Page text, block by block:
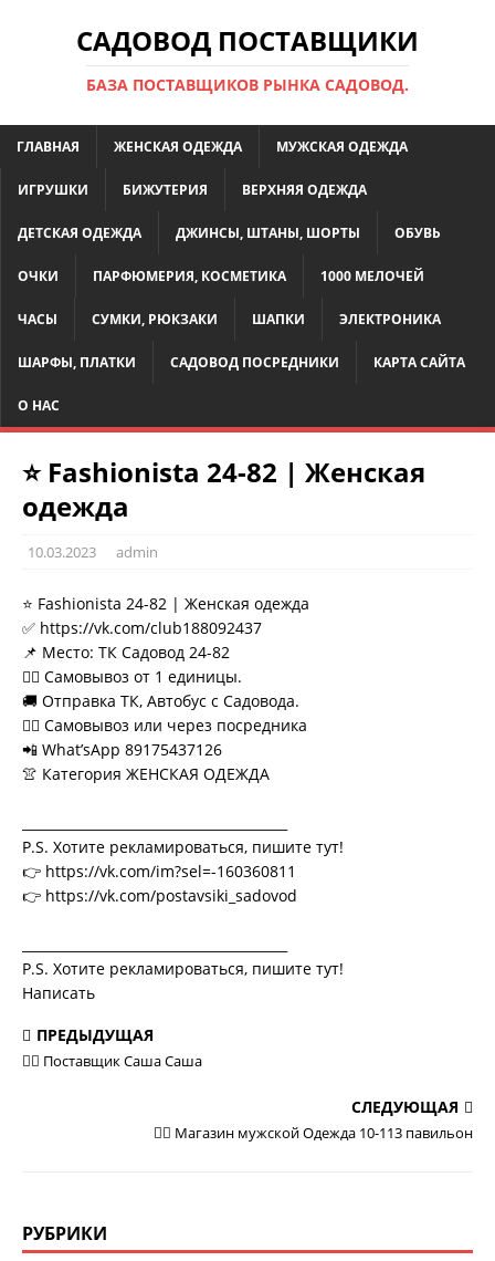
САДОВОД ПОСТАВЩИКИ
БАЗА ПОСТАВЩИКОВ РЫНКА САДОВОД.
ГЛАВНАЯ ЖЕНСКАЯ ОДЕЖДА МУЖСКАЯ ОДЕЖДА
ИГРУШКИ БИЖУТЕРИЯ ВЕРХНЯЯ ОДЕЖДА
ДЕТСКАЯ ОДЕЖДА ДЖИНСЫ, ШТАНЫ, ШОРТЫ ОБУВЬ
ОЧКИ ПАРФЮМЕРИЯ, КОСМЕТИКА 1000 МЕЛОЧЕЙ
ЧАСЫ СУМКИ, РЮКЗАКИ ШАПКИ ЭЛЕКТРОНИКА
ШАРФЫ, ПЛАТКИ САДОВОД ПОСРЕДНИКИ КАРТА САЙТА
О НАС
⭐ Fashionista 24-82 | Женская
одежда
10.03.2023 admin
⭐ Fashionista 24-82 | Женская одежда
✅ https://vk.com/club188092437
📌 Место: ТК Садовод 24-82
🏃‍♂ Самовывоз от 1 единицы.
🚚 Отправка ТК, Автобус с Садовода.
🚶‍♂ Самовывоз или через посредника
📲 What’sApp 89175437126
👚 Категория ЖЕНСКАЯ ОДЕЖДА
P.S. Хотите рекламироваться, пишите тут!
👉 https://vk.com/im?sel=-160360811
👉 https://vk.com/postavsiki_sadovod
P.S. Хотите рекламироваться, пишите тут!
Написать
ПРЕДЫДУЩАЯ
💁‍♂ Поставщик Саша Саша
СЛЕДУЮЩАЯ
💁‍♂ Магазин мужской Одежда 10-113 павильон
РУБРИКИ